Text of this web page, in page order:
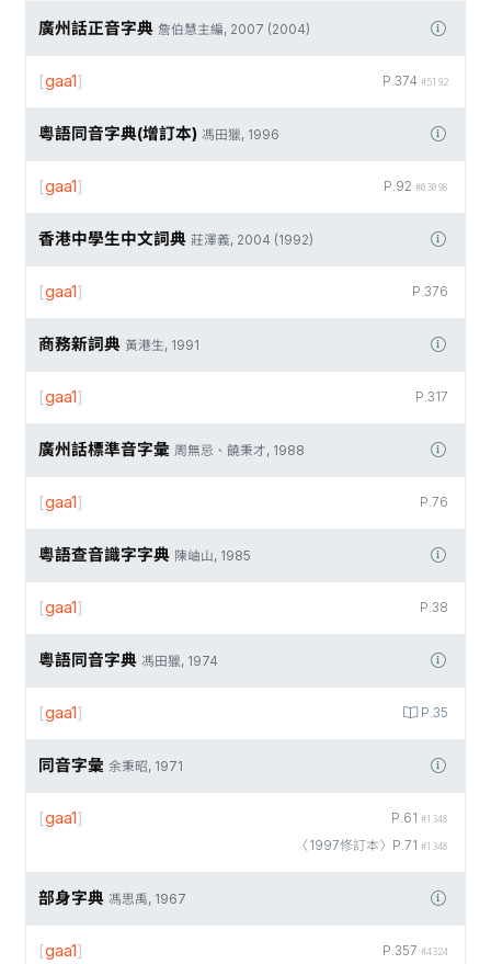
廣州話正音字典 詹伯慧主編, 2007 (2004)
P.374 #5192
[gaa1]
粵語同音字典(增訂本) 馮田獵, 1996
P.92 #03098
[gaa1]
香港中學生中文詞典 莊澤義, 2004 (1992)
P.376
[gaa1]
商務新詞典 黃港生, 1991
P.317
[gaa1]
廣州話標準音字彙 周無忌、饒秉才, 1988
P.76
[gaa1]
粵語查音識字字典 陳岫山, 1985
P.38
[gaa1]
粵語同音字典 馮田獵, 1974
P.35
[gaa1]
同音字彙 余秉昭, 1971
P.61 #1348
〈1997修訂本〉P.71 #1348
[gaa1]
部身字典 馮思禹, 1967
P.357 #4324
[gaa1]